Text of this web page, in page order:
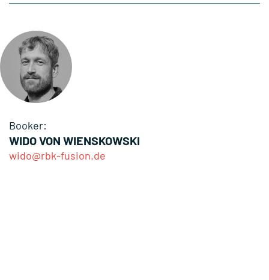
Booker:
WIDO VON WIENSKOWSKI
wido@rbk-fusion.de